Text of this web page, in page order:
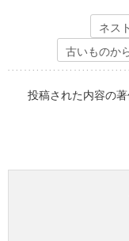
投稿された内容の